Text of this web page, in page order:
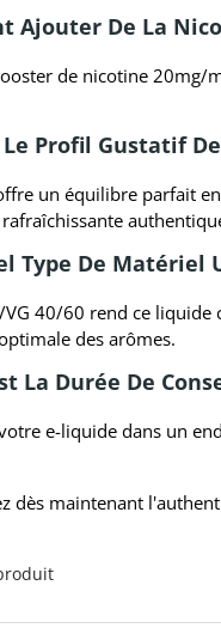
Ajouter De La
de nicotine 20mg/
Profil Gustatif
un équilibre parfait
Type De Matériel
VG 40/60 rend ce
des arômes.
La Durée De
e-liquide dans un
dès maintenant